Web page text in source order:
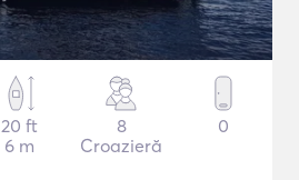
20 ft
6 m
8
Croazieră
0